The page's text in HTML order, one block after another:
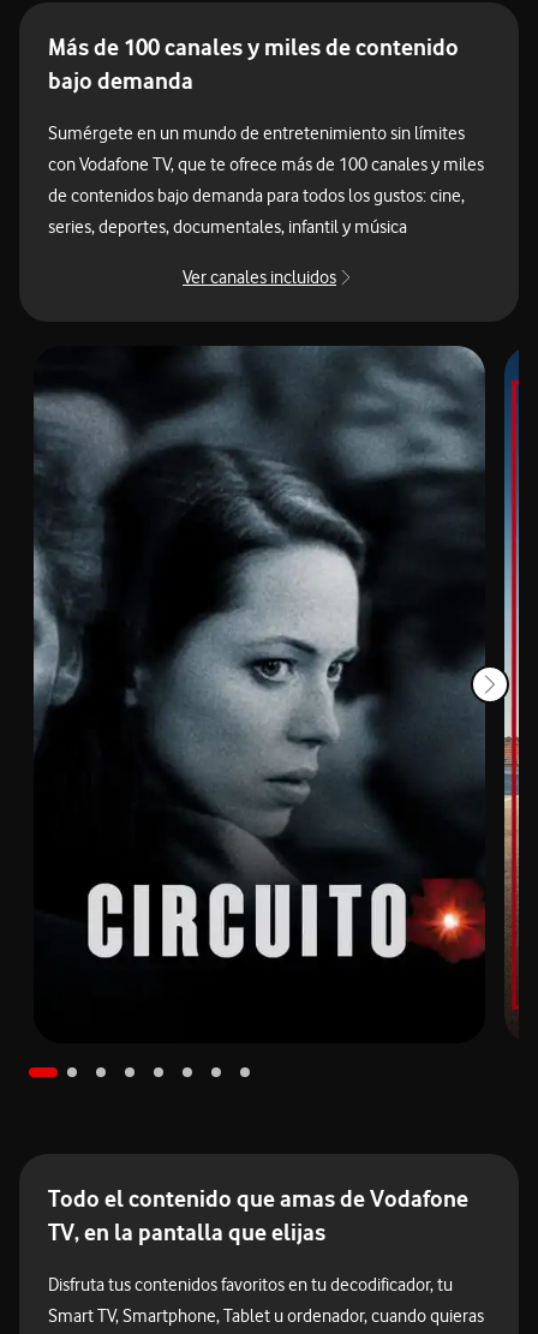
Más de 100 canales y miles de contenido
bajo demanda
Sumérgete en un mundo de entretenimiento sin límites
con Vodafone TV, que te ofrece más de 100 canales y miles
de contenidos bajo demanda para todos los gustos: cine,
series, deportes, documentales, infantil y música
Ver canales incluidos
Todo el contenido que amas de Vodafone
TV, en la pantalla que elijas
Disfruta tus contenidos favoritos en tu decodificador, tu
Smart TV, Smartphone, Tablet u ordenador, cuando quieras